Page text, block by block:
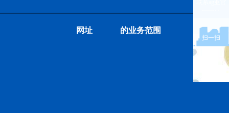
网址 的业务范围
扫一扫